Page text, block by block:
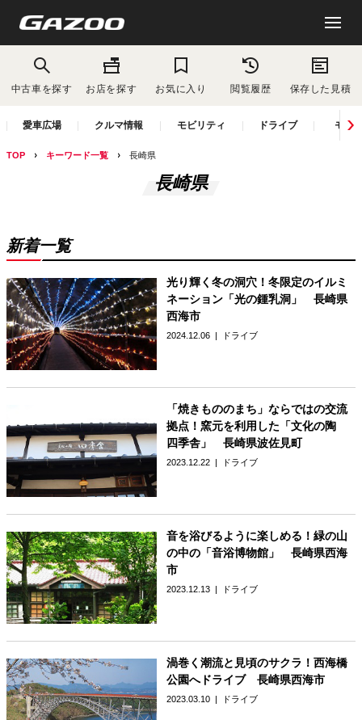
中古車を探す お店を探す お気に入り 閲覧履歴 保存した見積
愛車広場 クルマ情報 モビリティ ドライブ モー
TOP キーワード一覧 長崎県
長崎県
新着一覧
光り輝く冬の洞穴！冬限定のイルミ
ネーション「光の鍾乳洞」 長崎県
西海市
2024.12.06 ドライブ
「焼きもののまち」ならではの交流
拠点！窯元を利用した「文化の陶
四季舎」 長崎県波佐見町
2023.12.22 ドライブ
音を浴びるように楽しめる！緑の山
の中の「音浴博物館」 長崎県西海
市
2023.12.13 ドライブ
渦巻く潮流と見頃のサクラ！西海橋
公園へドライブ 長崎県西海市
2023.03.10 ドライブ